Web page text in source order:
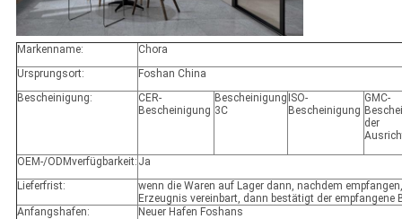
Markenname:
Chora
Ursprungsort:
Foshan China
Bescheinigung:
CER-
Bescheinigung
Bescheinigung
3C
ISO-
Bescheinigung
GMC-
der
OEM-/ODMverfügbarkeit: Ja
Lieferfrist:
wenn die Waren auf Lager dann, nachdem
Erzeugnis vereinbart, dann bestätigt der empfangene
Anfangshafen:
Neuer Hafen Foshans